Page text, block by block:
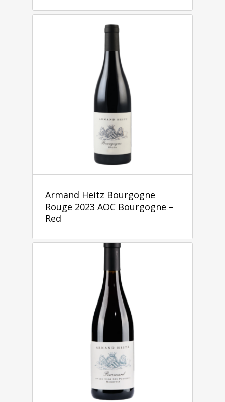
Armand Heitz Bourgogne
Rouge 2023 AOC Bourgogne –
Red